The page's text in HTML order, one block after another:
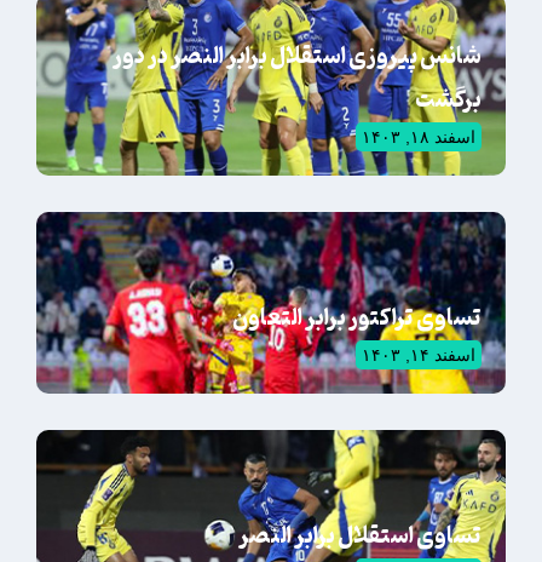
شانس پیروزی استقلال برابر النصر در دور
برگشت
اسفند ۱۸, ۱۴۰۳
تساوی تراکتور برابر التعاون
اسفند ۱۴, ۱۴۰۳
تساوی استقلال برابر النصر